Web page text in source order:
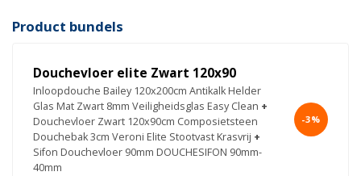
Product bundels
Douchevloer elite Zwart 120x90
Inloopdouche Bailey 120x200cm Antikalk Helder
Glas Mat Zwart 8mm Veiligheidsglas Easy Clean +
Douchevloer Zwart 120x90cm Composietsteen
Douchebak 3cm Veroni Elite Stootvast Krasvrij +
Sifon Douchevloer 90mm DOUCHESIFON 90mm-
40mm
-3%